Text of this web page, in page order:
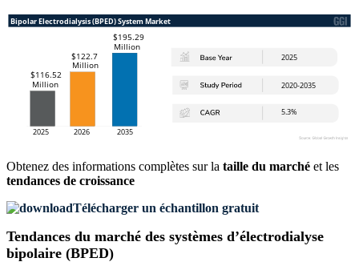
Obtenez des informations complètes sur la taille du marché et les
tendances de croissance
Télécharger un échantillon gratuit
Tendances du marché des systèmes d’électrodialyse
bipolaire (BPED)